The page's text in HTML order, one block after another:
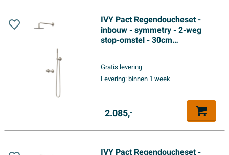
IVY Pact Regendoucheset -
inbouw - symmetry - 2-weg
stop-omstel - 30cm
uitlaat - 150cm doucheslang -
3-standen handdouche -
Gratis levering
Levering:binnen 1 week
2.085,-